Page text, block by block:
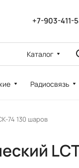
+7-903-411-
Каталог
Радиосвязь
74 130 шаров